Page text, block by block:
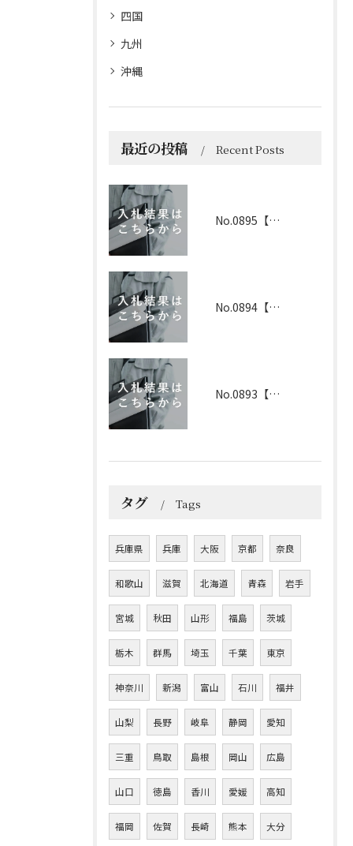
四国
九州
沖縄
最近の投稿 Recent Posts
No.0895【京都】2026年6月1日 入札結果
No.0894【兵庫】2026年3月19日 入札結果
No.0893【兵庫】2026年3月25日 入札結果
タグ Tags
兵庫県 兵庫 大阪 京都 奈良
和歌山 滋賀 北海道 青森 岩手
宮城 秋田 山形 福島 茨城
栃木 群馬 埼玉 千葉 東京
神奈川 新潟 富山 石川 福井
山梨 長野 岐阜 静岡 愛知
三重 鳥取 島根 岡山 広島
山口 徳島 香川 愛媛 高知
福岡 佐賀 長崎 熊本 大分